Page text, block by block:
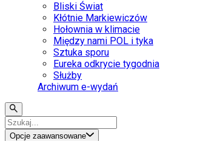
Bliski Świat
Kłótnie Markiewiczów
Hołownia w klimacie
Między nami POL i tyka
Sztuka sporu
Eureka odkrycie tygodnia
Służby
Archiwum e-wydań
Opcje zaawansowane